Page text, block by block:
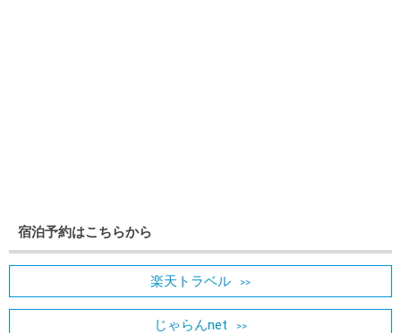
宿泊予約はこちらから
楽天トラベル
じゃらんnet